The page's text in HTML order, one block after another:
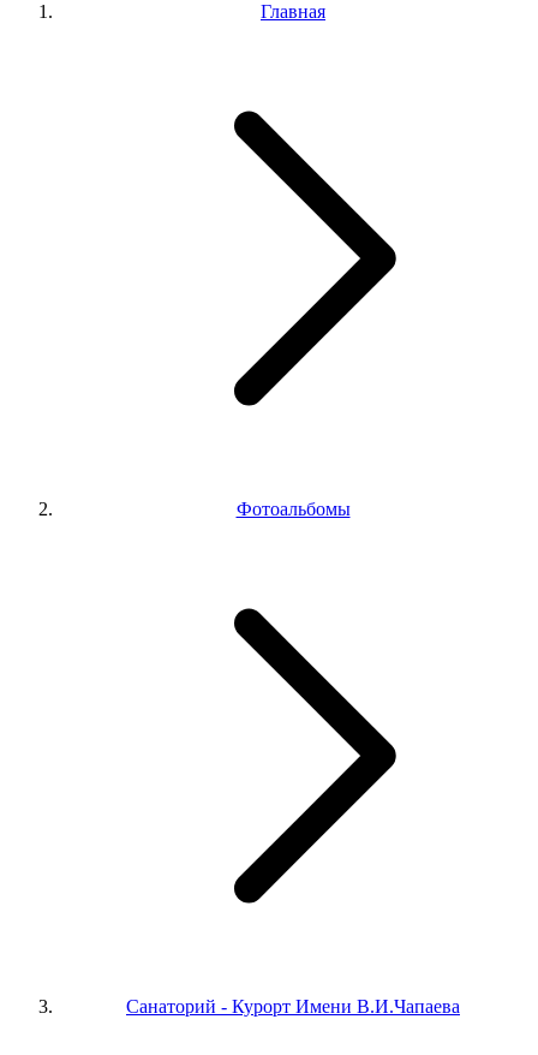
Главная
Фотоальбомы
Санаторий - Курорт Имени В.И.Чапаева